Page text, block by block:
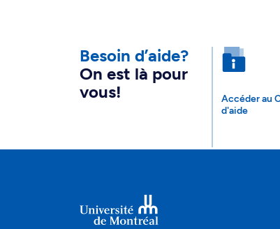
Besoin d’aide?
On est là pour
vous!
Accéder au
d'aide